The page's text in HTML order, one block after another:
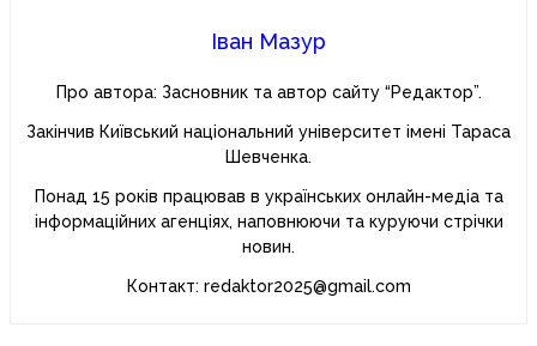
Іван Мазур
Про автора: Засновник та автор сайту “Редактор”.
Закінчив Київський національний університет імені Тараса
Шевченка.
Понад 15 років працював в українських онлайн-медіа та
інформаційних агенціях, наповнюючи та куруючи стрічки
новин.
Контакт: redaktor2025@gmail.com